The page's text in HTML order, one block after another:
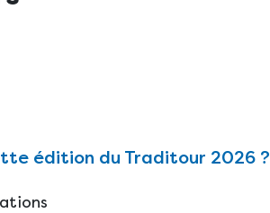
édition du Traditour 2026 ?